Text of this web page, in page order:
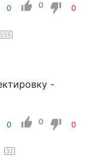
0 0 0
559
-
0 0 0
32